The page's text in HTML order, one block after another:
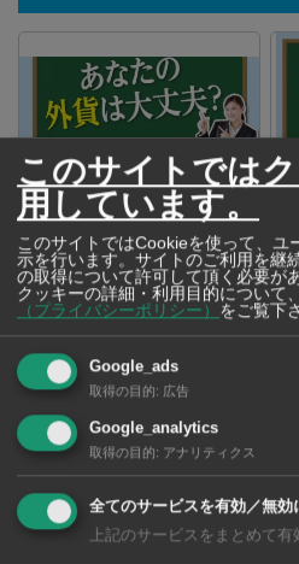
あなたの外貨は大丈夫？ 投
ん！」バイク店で起きた不思議な
話
このサイトでは
用しています。
このサイトではCookieを使って、ユ
示を行います。サイトのご利用を継
の取得について許可して頂く必要が
クッキーの詳細・利用目的について
（プライバシーポリシー）
をご覧下
Google_ads
取得の目的: 広告
Google_analytics
取得の目的: アナリティクス
全てのサービスを有効／無効
上記のサービスをまとめて